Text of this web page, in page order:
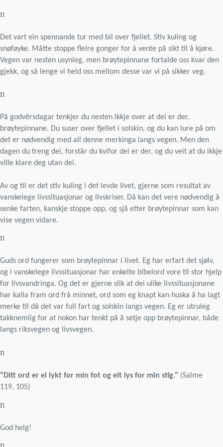
n
Det vart ein spennande tur med bil over fjellet. Stiv kuling og
snøføyke. Måtte stoppe fleire gonger for å vente på sikt til å kjøre.
Vegen var nesten usynleg, men brøytepinnane fortalde oss kvar den
gjekk, og så lenge vi held oss mellom desse var vi på sikker veg.
n
På godvêrsdagar tenkjer du nesten ikkje over at dei er der,
brøytepinnane. Du suser over fjellet i solskin, og du kan lure på om
det er nødvendig med all denne merkinga langs vegen. Men den
dagen du treng dei, forstår du kvifor dei er der, og du veit at du ikkje
ville klare deg utan dei.
Av og til er det stiv kuling i det levde livet, gjerne som resultat av
vanskelege livssituasjonar og livskriser. Då kan det vere nødvendig å
senke farten, kanskje stoppe opp, og sjå etter brøytepinnar som kan
vise vegen vidare.
n
Guds ord fungerer som brøytepinnar i livet. Eg har erfart det sjølv,
og i vanskelege livssituasjonar har enkelte bibelord vore til stor hjelp
for livsvandringa. Og det er gjerne slik at dei ulike livssituasjonane
har kalla fram ord frå minnet, ord som eg knapt kan huska å ha lagt
merke til då det var full fart og solskin langs vegen. Eg er utruleg
takknemlig for at nokon har tenkt på å setje opp brøytepinnar, både
langs riksvegen og livsvegen.
n
”Ditt ord er ei lykt for min fot og eit lys for min stig.” (Salme
119, 105)
n
God helg!
n